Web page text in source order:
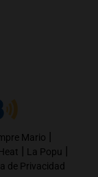
Mario |
| La Popu |
de Privacidad